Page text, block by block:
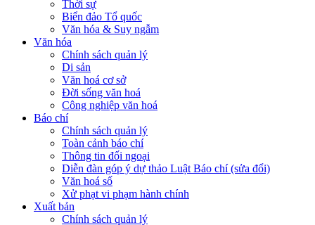
Thời sự
Biển đảo Tổ quốc
Văn hóa & Suy ngẫm
Văn hóa
Chính sách quản lý
Di sản
Văn hoá cơ sở
Đời sống văn hoá
Công nghiệp văn hoá
Báo chí
Chính sách quản lý
Toàn cảnh báo chí
Thông tin đối ngoại
Diễn đàn góp ý dự thảo Luật Báo chí (sửa đổi)
Văn hoá số
Xử phạt vi phạm hành chính
Xuất bản
Chính sách quản lý